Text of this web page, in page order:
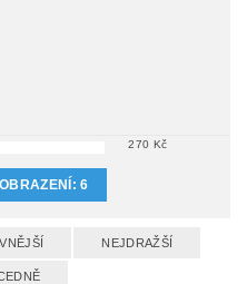
270 Kč
6
NEJDRAŽŠÍ